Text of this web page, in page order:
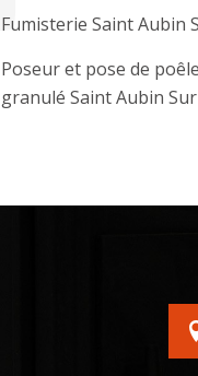
Fumisterie Saint Aubin
Poseur et pose de
granulé Saint Aubin